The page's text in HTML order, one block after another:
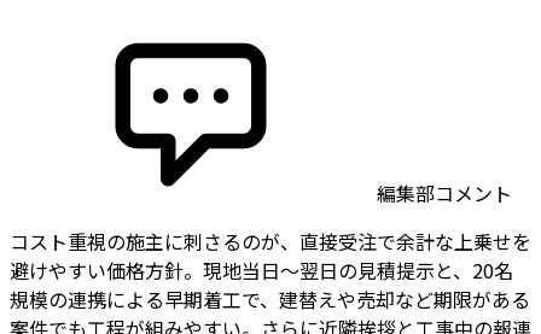
編集部コメント
コスト重視の施主に刺さるのが、直接受注で余計な上乗せを
避けやすい価格方針。現地当日〜翌日の見積提示と、20名
規模の連携による早期着工で、建替えや売却など期限がある
案件でも工程が組みやすい。さらに近隣挨拶と工事中の報連